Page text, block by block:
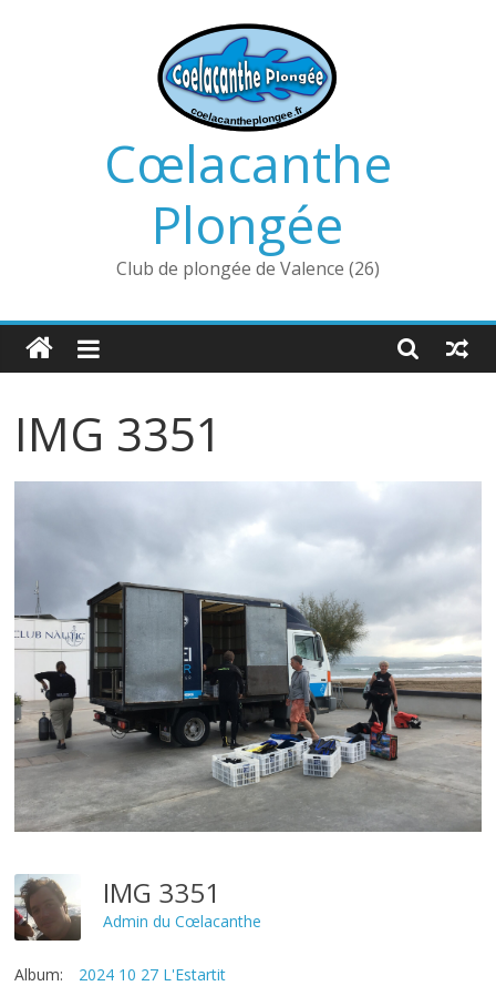
Cœlacanthe
Plongée
Club de plongée de Valence (26)
IMG 3351
IMG 3351
Admin du Cœlacanthe
Album: 2024 10 27 L'Estartit